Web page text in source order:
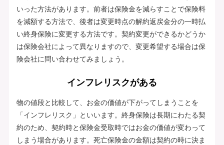
いった方法があります。前者は保険金を減らすことで保険料
を減額する方法で、後者は変更時点の解約返戻金分の一時払
い終身保険に変更する方法です。契約変更ができるかどうか
は保険会社によって異なりますので、変更希望する場合は保
険会社に問い合わせてみましょう。
インフレリスクがある
物の値段と比較して、お金の価値が下がってしまうことを
「インフレリスク」といいます。終身保険は長期にわたる契
約のため、契約時と保険金受取時ではお金の価値が変わって
しまう場合があります。死亡保険金の金額は契約の時に決ま